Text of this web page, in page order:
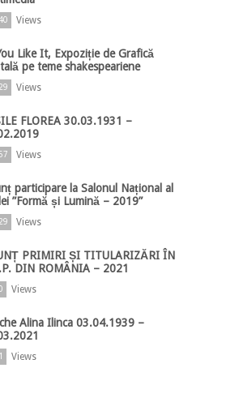
Views
Like It, Expoziție de Grafică
pe teme shakespeariene
Views
FLOREA 30.03.1931 –
Views
participare la Salonul Național al
”Formă și Lumină – 2019”
Views
PRIMIRI ȘI TITULARIZĂRI ÎN
DIN ROMÂNIA – 2021
Views
Alina Ilinca 03.04.1939 –
Views